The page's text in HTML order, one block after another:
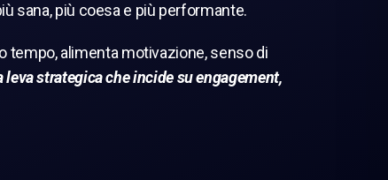
sana, più coesa e più performante.
tempo, alimenta motivazione, senso di
leva strategica che incide su engagement,